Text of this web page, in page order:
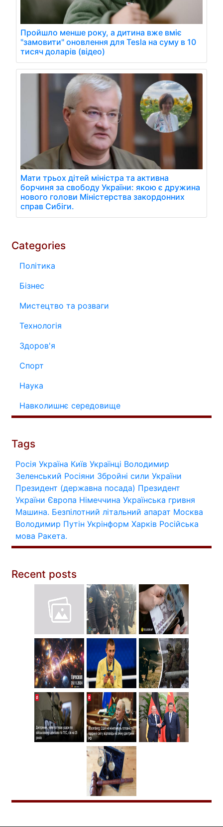
Пройшло менше року, а дитина вже вміє
"замовити" оновлення для Tesla на суму в 10
тисяч доларів (відео)
Мати трьох дітей міністра та активна
борчиня за свободу України: якою є дружина
нового голови Міністерства закордонних
справ Сибіги.
Categories
Політика
Бізнес
Мистецтво та розваги
Технологія
Здоров'я
Спорт
Наука
Навколишнє середовище
Tags
Росія Україна Київ Українці Володимир
Зеленський Росіяни Збройні сили України
Президент (державна посада) Президент
України Європа Німеччина Українська гривня
Машина. Безпілотний літальний апарат Москва
Володимир Путін Укрінформ Харків Російська
мова Ракета.
Recent posts